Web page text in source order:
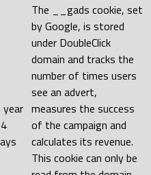
year
The __gads cookie, set
by Google, is stored
under DoubleClick
domain and tracks the
number of times users
see an advert,
measures the success
of the campaign and
calculates its revenue.
This cookie can only be